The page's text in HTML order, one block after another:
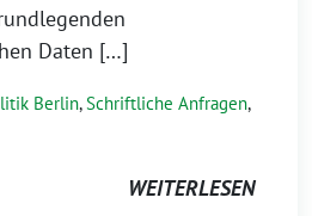
Daten […]
Berlin,Schriftliche Anfragen,
WEITERLESEN